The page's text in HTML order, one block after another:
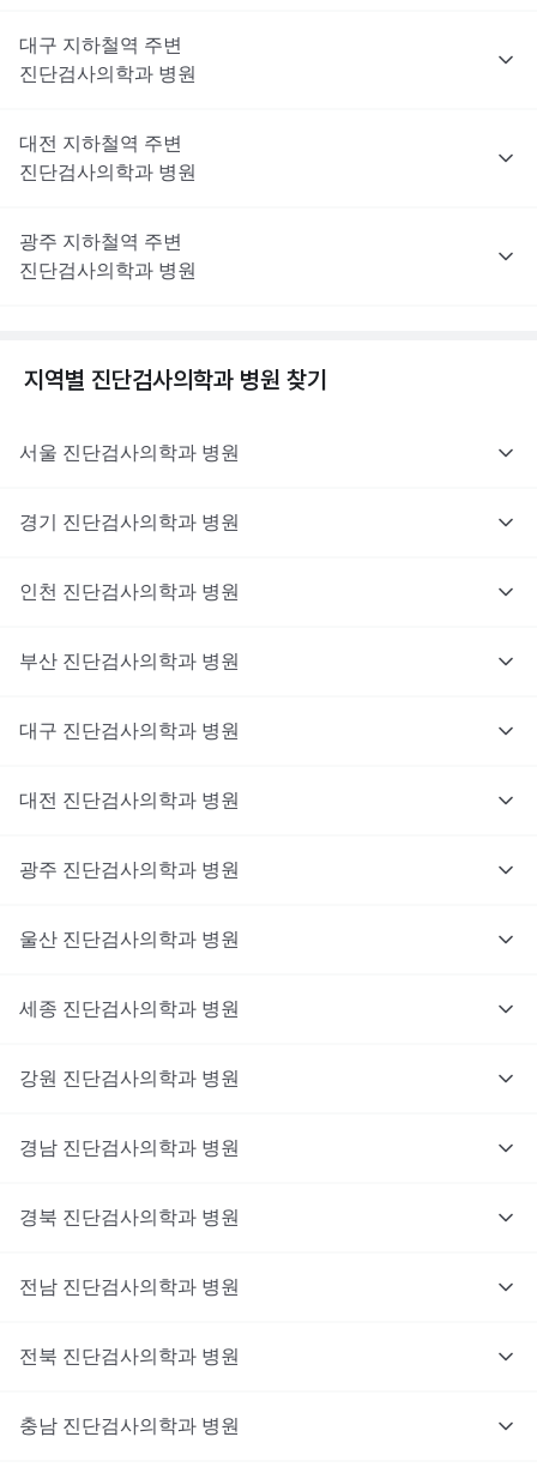
대구 지하철역 주변
진단검사의학과 병원
대전 지하철역 주변
진단검사의학과 병원
광주 지하철역 주변
진단검사의학과 병원
지역별 진단검사의학과 병원 찾기
서울 진단검사의학과 병원
경기 진단검사의학과 병원
인천 진단검사의학과 병원
부산 진단검사의학과 병원
대구 진단검사의학과 병원
대전 진단검사의학과 병원
광주 진단검사의학과 병원
울산 진단검사의학과 병원
세종 진단검사의학과 병원
강원 진단검사의학과 병원
경남 진단검사의학과 병원
경북 진단검사의학과 병원
전남 진단검사의학과 병원
전북 진단검사의학과 병원
충남 진단검사의학과 병원
대기없이 진료를 받고 싶으신가요?